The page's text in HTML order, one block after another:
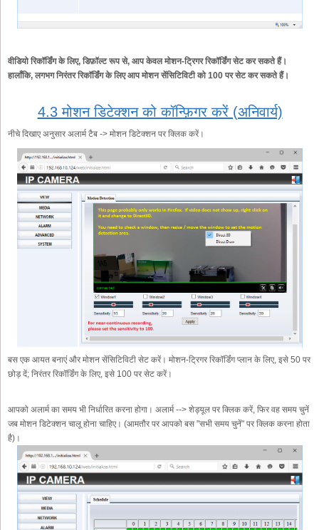
वीडियो रिकॉर्डिंग के लिए, डिफ़ॉल्ट रूप से, आप केवल मोशन-ट्रिगर रिकॉर्डिंग सेट कर सकते हैं।
हालाँकि, लगभग निरंतर रिकॉर्डिंग के लिए आप मोशन सेंसिटिविटी को 100 पर सेट कर सकते हैं।
4.3 मोशन डिटेक्शन को कॉन्फ़िगर करें (अनिवार्य)
नीचे दिखाए अनुसार अलार्म टैब -> मोशन डिटेक्शन पर क्लिक करें।
बस एक आयत बनाएं और मोशन सेंसिटिविटी सेट करें। मोशन-ट्रिगर रिकॉर्डिंग प्लान के लिए, इसे 50 पर
छोड़ दें; निरंतर रिकॉर्डिंग के लिए, इसे 100 पर सेट करें।
आपको अलार्म का समय भी निर्धारित करना होगा। अलार्म --> शेड्यूल पर क्लिक करें, फिर वह समय चुनें
जब मोशन डिटेक्शन चालू होना चाहिए। (आमतौर पर आपको बस "सभी समय चुनें" पर क्लिक करना होता
है)।